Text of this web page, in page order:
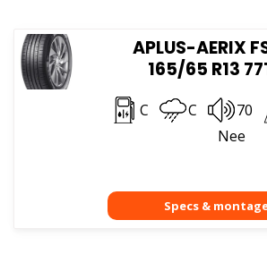
APLUS-AERIX
165/65 R13
C C 70
Nee